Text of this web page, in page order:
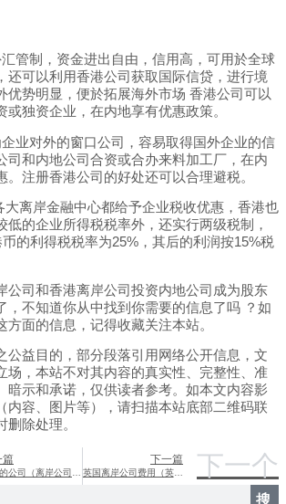
管制，资金进出自由，信用高，可用於全球
还可以利用香港公司获取国际信贷，进行境
优势明显，便於拓展海外市场 香港公司可以
或独资企业，在内地享有优惠政策。
业对外的窗口公司，容易取得国外企业的信
司和内地公司合资或合办来料加工厂，在内
。注册香港公司的好处还可以合理避税。
大离岸金融中心都给予企业税收优惠，香港也
低的企业所得税税率外，还实行两级税制，
的利得税税率为25%，其后的利润按15%税
公司和香港离岸公司投资内地公司成为股东
，不知道你从中找到你需要的信息了吗 ？如
方面的信息，记得收藏关注本站。
公益目的，部分段落引用网络公开信息，文
场，本站不对其内容的真实性、完整性、准
暗示和承诺，仅供读者参考。如本文内容影
内容、图片等），请扫描本站底部二维码联
删除处理。
篇 下一篇
英国离岸公司费用（英国离岸公司费用标准） 下一个
搜